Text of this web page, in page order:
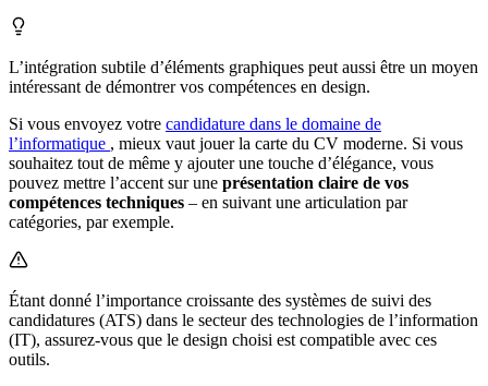
L’intégration subtile d’éléments graphiques peut aussi être un moyen
intéressant de démontrer vos compétences en design.
Si vous envoyez votre candidature dans le domaine de
l’informatique , mieux vaut jouer la carte du CV moderne. Si vous
souhaitez tout de même y ajouter une touche d’élégance, vous
pouvez mettre l’accent sur une présentation claire de vos
compétences techniques – en suivant une articulation par
catégories, par exemple.
Étant donné l’importance croissante des systèmes de suivi des
candidatures (ATS) dans le secteur des technologies de l’information
(IT), assurez-vous que le design choisi est compatible avec ces
outils.